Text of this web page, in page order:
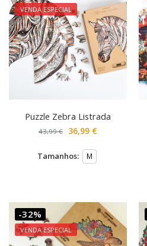
VENDA ESPECIAL
Puzzle Zebra Listrada
43,99€ 36,99 €
Tamanhos: M
-32%
VENDA ESPECIAL